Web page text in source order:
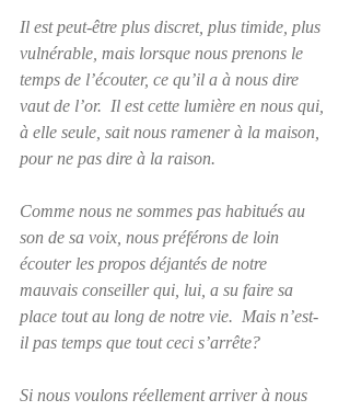
Il est peut-être plus discret, plus timide, plus
vulnérable, mais lorsque nous prenons le
temps de l’écouter, ce qu’il a à nous dire
vaut de l’or.  Il est cette lumière en nous qui,
à elle seule, sait nous ramener à la maison,
pour ne pas dire à la raison.
Comme nous ne sommes pas habitués au
son de sa voix, nous préférons de loin
écouter les propos déjantés de notre
mauvais conseiller qui, lui, a su faire sa
place tout au long de notre vie.  Mais n’est-
il pas temps que tout ceci s’arrête?
Si nous voulons réellement arriver à nous